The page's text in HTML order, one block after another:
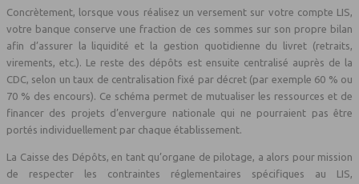
Concrètement, lorsque vous réalisez un versement sur votre compte LIS,
votre banque conserve une fraction de ces sommes sur son propre bilan
afin d’assurer la liquidité et la gestion quotidienne du livret (retraits,
virements, etc.). Le reste des dépôts est ensuite centralisé auprès de la
CDC, selon un taux de centralisation fixé par décret (par exemple 60 % ou
70 % des encours). Ce schéma permet de mutualiser les ressources et de
financer des projets d’envergure nationale qui ne pourraient pas être
portés individuellement par chaque établissement.
La Caisse des Dépôts, en tant qu’organe de pilotage, a alors pour mission
de respecter les contraintes réglementaires spécifiques au LIS,